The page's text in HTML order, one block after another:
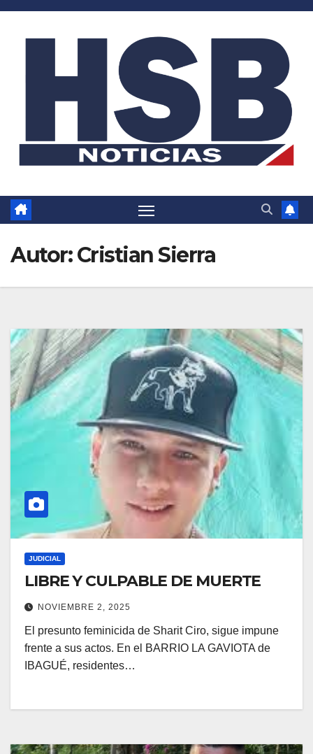
Saltar
Autor:Cristian Sierra
JUDICIAL
LIBRE Y CULPABLE DE MUERTE
NOVIEMBRE 2, 2025
El presunto feminicida de Sharit Ciro, sigue impune
frente a sus actos. En el BARRIO LA GAVIOTA de
IBAGUÉ, residentes…